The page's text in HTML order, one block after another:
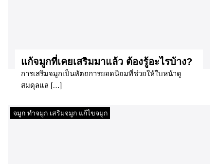
แก้จมูกที่เคยเสริมมาแล้ว ต้องรู้อะไรบ้าง?
การเสริมจมูกเป็นหัตถการยอดนิยมที่ช่วยให้ใบหน้าดู
สมดุลแล […]
จมูก ทำจมูก เสริมจมูก แก้ไขจมูก